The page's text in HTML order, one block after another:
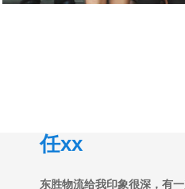
可的物流供应商，没有之一！